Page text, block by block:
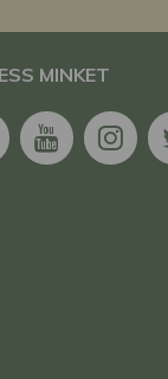
MINKET